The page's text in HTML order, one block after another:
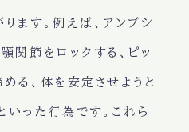
ます。例えば、アンブシ
関節をロックする、ピッ
る、体を安定させようと
いった行為です。これら